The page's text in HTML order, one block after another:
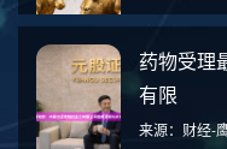
药物受理
有限
来源：财经-